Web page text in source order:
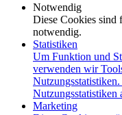
Notwendig
Diese Cookies sind
notwendig.
Statistiken
Um Funktion und
verwenden wir
Nutzungsstatistiken
Marketing